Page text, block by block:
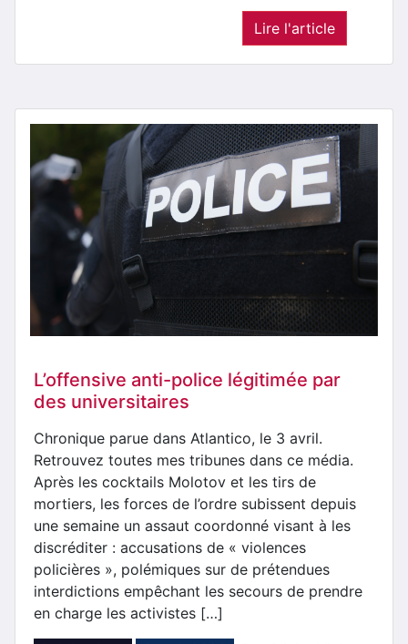
Lire l'article
L’offensive anti-police légitimée par
des universitaires
Chronique parue dans Atlantico, le 3 avril.
Retrouvez toutes mes tribunes dans ce média.
Après les cocktails Molotov et les tirs de
mortiers, les forces de l’ordre subissent depuis
une semaine un assaut coordonné visant à les
discréditer : accusations de « violences
policières », polémiques sur de prétendues
interdictions empêchant les secours de prendre
en charge les activistes […]